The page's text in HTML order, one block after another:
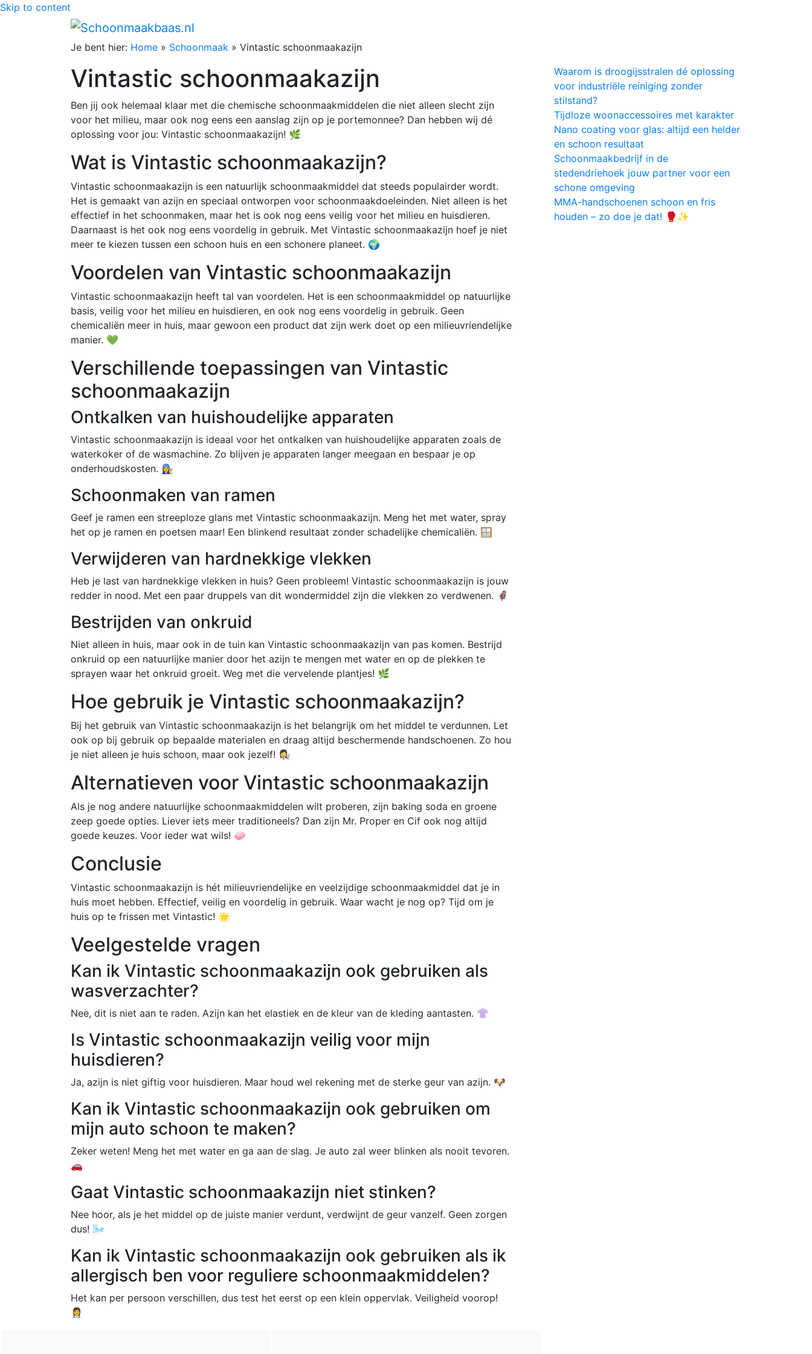
Skip to content
Je bent hier: Home » Schoonmaak » Vintastic schoonmaakazijn
Vintastic schoonmaakazijn
Ben jij ook helemaal klaar met die chemische schoonmaakmiddelen die niet alleen slecht zijn
voor het milieu, maar ook nog eens een aanslag zijn op je portemonnee? Dan hebben wij dé
oplossing voor jou: Vintastic schoonmaakazijn! 🌿
Wat is Vintastic schoonmaakazijn?
Vintastic schoonmaakazijn is een natuurlijk schoonmaakmiddel dat steeds populairder wordt.
Het is gemaakt van azijn en speciaal ontworpen voor schoonmaakdoeleinden. Niet alleen is het
effectief in het schoonmaken, maar het is ook nog eens veilig voor het milieu en huisdieren.
Daarnaast is het ook nog eens voordelig in gebruik. Met Vintastic schoonmaakazijn hoef je niet
meer te kiezen tussen een schoon huis en een schonere planeet. 🌍
Voordelen van Vintastic schoonmaakazijn
Vintastic schoonmaakazijn heeft tal van voordelen. Het is een schoonmaakmiddel op natuurlijke
basis, veilig voor het milieu en huisdieren, en ook nog eens voordelig in gebruik. Geen
chemicaliën meer in huis, maar gewoon een product dat zijn werk doet op een milieuvriendelijke
manier. 💚
Verschillende toepassingen van Vintastic
schoonmaakazijn
Ontkalken van huishoudelijke apparaten
Vintastic schoonmaakazijn is ideaal voor het ontkalken van huishoudelijke apparaten zoals de
waterkoker of de wasmachine. Zo blijven je apparaten langer meegaan en bespaar je op
onderhoudskosten. 👩‍🔧
Schoonmaken van ramen
Geef je ramen een streeploze glans met Vintastic schoonmaakazijn. Meng het met water, spray
het op je ramen en poetsen maar! Een blinkend resultaat zonder schadelijke chemicaliën. 🪟
Verwijderen van hardnekkige vlekken
Heb je last van hardnekkige vlekken in huis? Geen probleem! Vintastic schoonmaakazijn is jouw
redder in nood. Met een paar druppels van dit wondermiddel zijn die vlekken zo verdwenen. 🦸‍♀️
Bestrijden van onkruid
Niet alleen in huis, maar ook in de tuin kan Vintastic schoonmaakazijn van pas komen. Bestrijd
onkruid op een natuurlijke manier door het azijn te mengen met water en op de plekken te
sprayen waar het onkruid groeit. Weg met die vervelende plantjes! 🌿
Hoe gebruik je Vintastic schoonmaakazijn?
Bij het gebruik van Vintastic schoonmaakazijn is het belangrijk om het middel te verdunnen. Let
ook op bij gebruik op bepaalde materialen en draag altijd beschermende handschoenen. Zo hou
je niet alleen je huis schoon, maar ook jezelf! 👩‍🔬
Alternatieven voor Vintastic schoonmaakazijn
Als je nog andere natuurlijke schoonmaakmiddelen wilt proberen, zijn baking soda en groene
zeep goede opties. Liever iets meer traditioneels? Dan zijn Mr. Proper en Cif ook nog altijd
goede keuzes. Voor ieder wat wils! 🧼
Conclusie
Vintastic schoonmaakazijn is hét milieuvriendelijke en veelzijdige schoonmaakmiddel dat je in
huis moet hebben. Effectief, veilig en voordelig in gebruik. Waar wacht je nog op? Tijd om je
huis op te frissen met Vintastic! 🌟
Veelgestelde vragen
Kan ik Vintastic schoonmaakazijn ook gebruiken als
wasverzachter?
Nee, dit is niet aan te raden. Azijn kan het elastiek en de kleur van de kleding aantasten. 👚
Is Vintastic schoonmaakazijn veilig voor mijn
huisdieren?
Ja, azijn is niet giftig voor huisdieren. Maar houd wel rekening met de sterke geur van azijn. 🐶
Kan ik Vintastic schoonmaakazijn ook gebruiken om
mijn auto schoon te maken?
Zeker weten! Meng het met water en ga aan de slag. Je auto zal weer blinken als nooit tevoren.
🚗
Gaat Vintastic schoonmaakazijn niet stinken?
Nee hoor, als je het middel op de juiste manier verdunt, verdwijnt de geur vanzelf. Geen zorgen
dus! 🌬️
Kan ik Vintastic schoonmaakazijn ook gebruiken als ik
allergisch ben voor reguliere schoonmaakmiddelen?
Het kan per persoon verschillen, dus test het eerst op een klein oppervlak. Veiligheid voorop!
👩‍⚕️
Waarom is droogijsstralen dé oplossing
voor industriële reiniging zonder
stilstand?
Tijdloze woonaccessoires met karakter
Nano coating voor glas: altijd een helder
en schoon resultaat
Schoonmaakbedrijf in de
stedendriehoek jouw partner voor een
schone omgeving
MMA-handschoenen schoon en fris
houden – zo doe je dat! 🥊✨